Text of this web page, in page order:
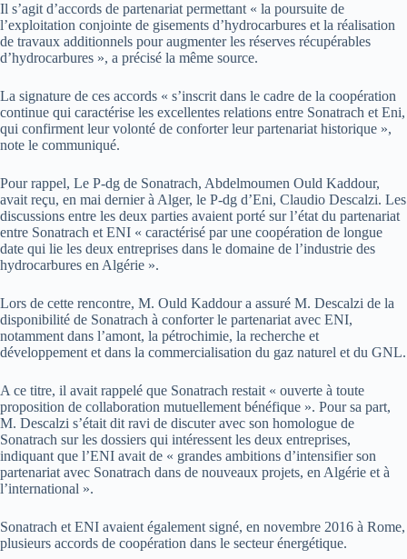
Il s’agit d’accords de partenariat permettant « la poursuite de
l’exploitation conjointe de gisements d’hydrocarbures et la réalisation
de travaux additionnels pour augmenter les réserves récupérables
d’hydrocarbures », a précisé la même source.
La signature de ces accords « s’inscrit dans le cadre de la coopération
continue qui caractérise les excellentes relations entre Sonatrach et Eni,
qui confirment leur volonté de conforter leur partenariat historique »,
note le communiqué.
Pour rappel, Le P-dg de Sonatrach, Abdelmoumen Ould Kaddour,
avait reçu, en mai dernier à Alger, le P-dg d’Eni, Claudio Descalzi. Les
discussions entre les deux parties avaient porté sur l’état du partenariat
entre Sonatrach et ENI « caractérisé par une coopération de longue
date qui lie les deux entreprises dans le domaine de l’industrie des
hydrocarbures en Algérie ».
Lors de cette rencontre, M. Ould Kaddour a assuré M. Descalzi de la
disponibilité de Sonatrach à conforter le partenariat avec ENI,
notamment dans l’amont, la pétrochimie, la recherche et
développement et dans la commercialisation du gaz naturel et du GNL.
A ce titre, il avait rappelé que Sonatrach restait « ouverte à toute
proposition de collaboration mutuellement bénéfique ». Pour sa part,
M. Descalzi s’était dit ravi de discuter avec son homologue de
Sonatrach sur les dossiers qui intéressent les deux entreprises,
indiquant que l’ENI avait de « grandes ambitions d’intensifier son
partenariat avec Sonatrach dans de nouveaux projets, en Algérie et à
l’international ».
Sonatrach et ENI avaient également signé, en novembre 2016 à Rome,
plusieurs accords de coopération dans le secteur énergétique.